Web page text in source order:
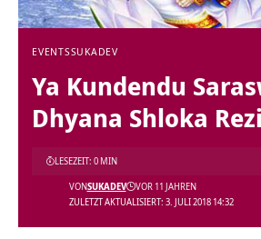
EVENTSSUKADEV
Ya Kundendu
Dhyana Shloka
ZULETZT AKTUALISIERT: 3. JULI 2018 14:32
VONSUKADEV VOR 11 JAHREN
LESEZEIT: 0 MIN